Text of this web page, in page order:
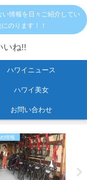
情報を日々ご紹介してい
のります！！
いね!!
ハワイニュース
ハワイ美女
お問い合わせ
情報